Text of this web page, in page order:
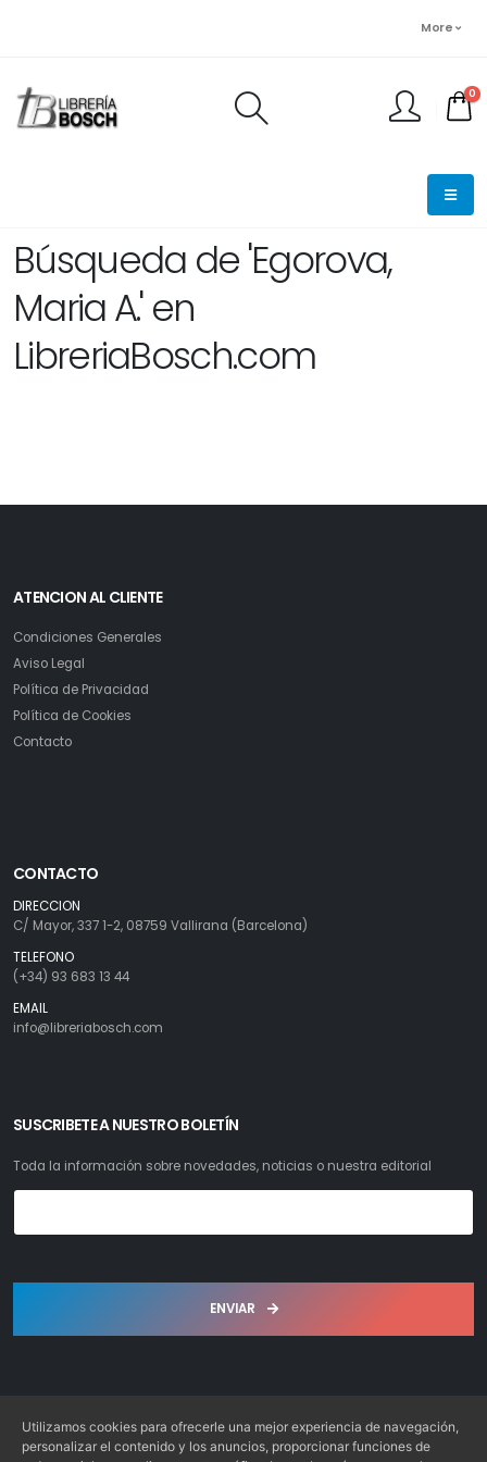
More
0
Búsqueda de 'Egorova,
Maria A.' en
LibreriaBosch.com
ATENCION AL CLIENTE
Condiciones Generales
Aviso Legal
Política de Privacidad
Política de Cookies
Contacto
CONTACTO
DIRECCION
C/ Mayor, 337 1-2, 08759 Vallirana (Barcelona)
TELEFONO
(+34) 93 683 13 44
EMAIL
info@libreriabosch.com
SUSCRIBETE A NUESTRO BOLETÍN
Toda la información sobre novedades, noticias o nuestra editorial
ENVIAR
Utilizamos cookies para ofrecerle una mejor experiencia de navegación,
personalizar el contenido y los anuncios, proporcionar funciones de